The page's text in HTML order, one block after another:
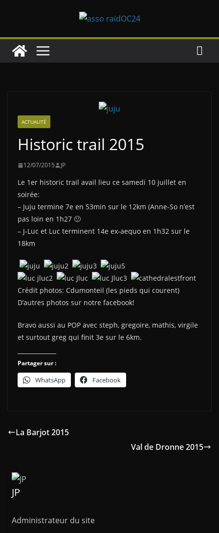
ACTUALITÉ
Historic trail 2015
12/07/2015 JP
Le 1er historic trail avail lieu ce samedi 10 juillet en
soirée:
– Juju termine 7e en 53min sur le 12km (Anne-So n’est
pas loin en 1h27 🙂
– J-Luc et Luc terminent 14e ex-aequo en 1h32 sur le
18km
Crédit photos: Cdumonteil (les pieds qui courent)
D’autres photos sur notre facebook!
Bravo aussi au POP avec steph, gregoire, mathis, virgile
et surtout greg qui finit 3e sur le 6km.
Partager sur :
WhatsApp Facebook
La Barjot 2015
Val de Dronne 2015
JP
Administrateur du site